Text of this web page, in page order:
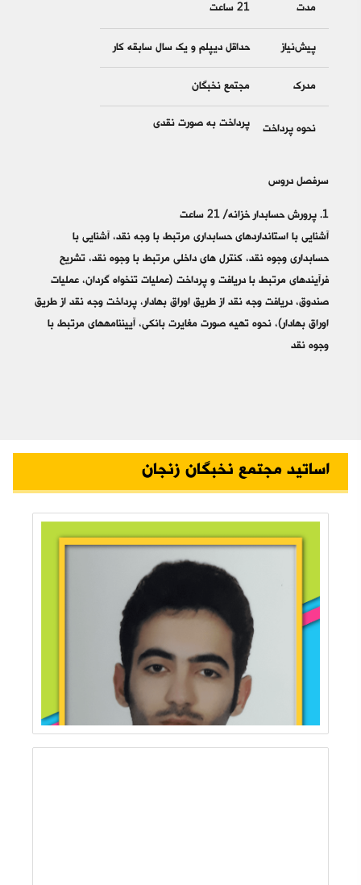
مدت 21 ساعت
پیش‌نیاز حداقل دیپلم و یک سال سابقه کار
مدرک مجتمع نخبگان
نحوه پرداخت پرداخت به صورت نقدی
سرفصل دروس
1. پرورش حسابدار خزانه/ 21 ساعت
آشنایی با استانداردهای حسابداری مرتبط با وجه نقد، آشنایی با
حسابداری وجوه نقد، کنترل های داخلی مرتبط با وجوه نقد، تشریح
فرآیندهای مرتبط با دریافت و پرداخت (عملیات تنخواه گردان، عملیات
صندوق، دریافت وجه نقد از طریق اوراق بهادار، پرداخت وجه نقد از طریق
اوراق بهادار)، نحوه تهیه صورت مغایرت بانکی، آیین‎نامه‎های مرتبط با
وجوه نقد
اساتید مجتمع نخبگان زنجان